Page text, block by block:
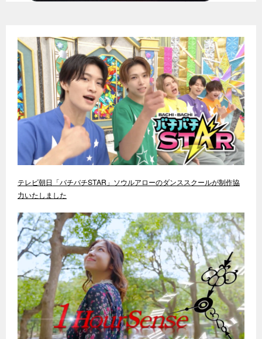
テレビ朝日「バチバチSTAR」ソウルアローのダンススクールが制作協
力いたしました